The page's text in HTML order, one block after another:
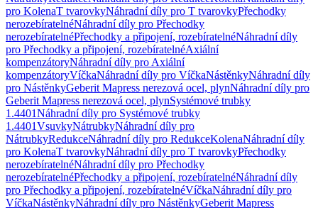
pro KolenaT tvarovkyNáhradní díly pro T tvarovkyPřechodky
nerozebíratelnéNáhradní díly pro Přechodky
nerozebíratelnéPřechodky a připojení, rozebíratelnéNáhradní díly
pro Přechodky a připojení, rozebíratelnéAxiální
kompenzátoryNáhradní díly pro Axiální
kompenzátoryVíčkaNáhradní díly pro VíčkaNástěnkyNáhradní díly
pro NástěnkyGeberit Mapress nerezová ocel, plynNáhradní díly pro
Geberit Mapress nerezová ocel, plynSystémové trubky
1.4401Náhradní díly pro Systémové trubky
1.4401VsuvkyNátrubkyNáhradní díly pro
NátrubkyRedukceNáhradní díly pro RedukceKolenaNáhradní díly
pro KolenaT tvarovkyNáhradní díly pro T tvarovkyPřechodky
nerozebíratelnéNáhradní díly pro Přechodky
nerozebíratelnéPřechodky a připojení, rozebíratelnéNáhradní díly
pro Přechodky a připojení, rozebíratelnéVíčkaNáhradní díly pro
VíčkaNástěnkyNáhradní díly pro NástěnkyGeberit Mapress